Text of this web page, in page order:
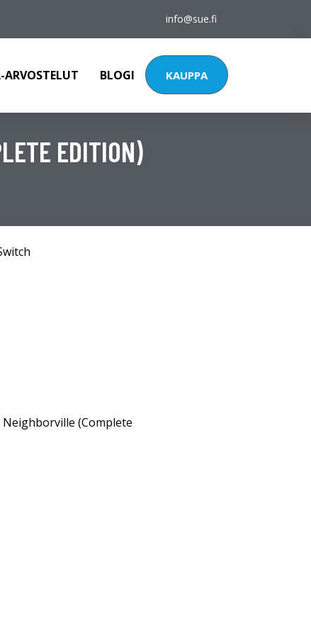
info@sue.fi
ARVOSTELUT BLOGI KAUPPA
EDITION)
(Complete